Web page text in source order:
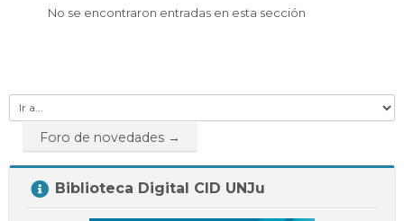
No se encontraron entradas en esta sección
Foro de novedades →
Biblioteca
Biblioteca Digital CID UNJu